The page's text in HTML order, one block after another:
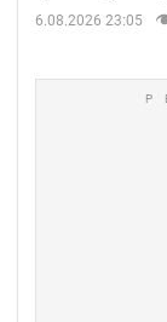
видео
6.08.2026 23:05